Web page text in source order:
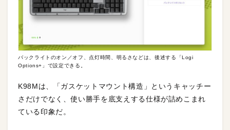
バックライトのオン／オフ、点灯時間、明るさなどは、後述する「Logi
Options+」で設定できる。
K98Mは、「ガスケットマウント構造」というキャッチー
さだけでなく、使い勝手を底支えする仕様が詰めこまれ
ている印象だ。